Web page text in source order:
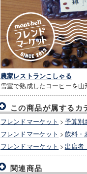
農家レストランこしゃる
雪室で熟成したコーヒーを山
この商品が属するカ
フレンドマーケット > 予算別
フレンドマーケット > 飲料・
フレンドマーケット > 出店者
関連商品